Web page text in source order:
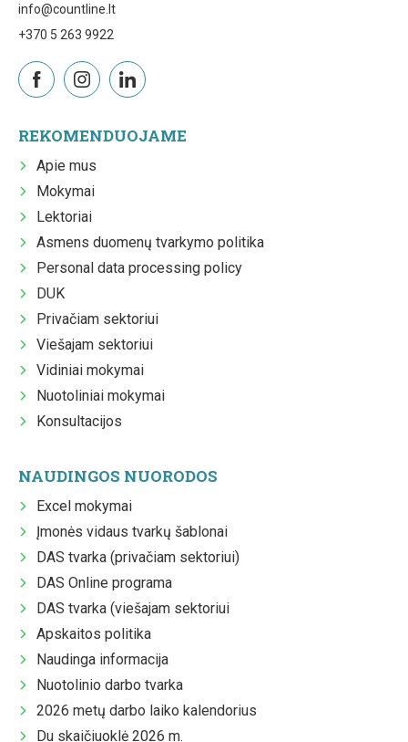
info@countline.lt
+370 5 263 9922
REKOMENDUOJAME
Apie mus
Mokymai
Lektoriai
Asmens duomenų tvarkymo politika
Personal data processing policy
DUK
Privačiam sektoriui
Viešajam sektoriui
Vidiniai mokymai
Nuotoliniai mokymai
Konsultacijos
NAUDINGOS NUORODOS
Excel mokymai
Įmonės vidaus tvarkų šablonai
DAS tvarka (privačiam sektoriui)
DAS Online programa
DAS tvarka (viešajam sektoriui
Apskaitos politika
Naudinga informacija
Nuotolinio darbo tvarka
2026 metų darbo laiko kalendorius
Du skaičiuoklė 2026 m.